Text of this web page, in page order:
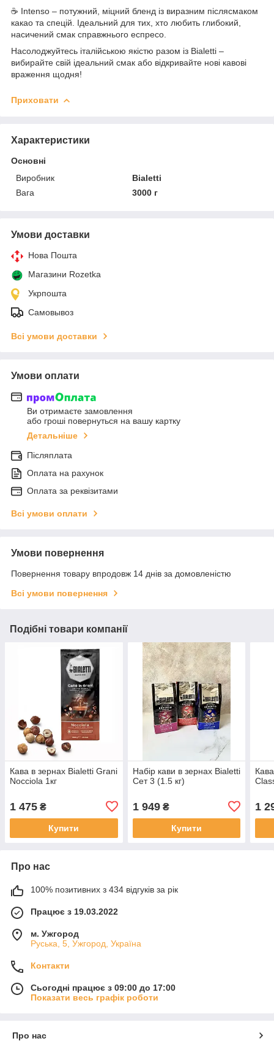
☕ Intenso – потужний, міцний бленд із виразним післясмаком
какао та спецій. Ідеальний для тих, хто любить глибокий,
насичений смак справжнього еспресо.
Насолоджуйтесь італійською якістю разом із Bialetti –
вибирайте свій ідеальний смак або відкривайте нові кавові
враження щодня!
Приховати
Характеристики
Основні
Виробник
Bialetti
Вага
3000 г
Умови доставки
Нова Пошта
Магазини Rozetka
Укрпошта
Самовывоз
Всі умови доставки
Умови оплати
Ви отримаєте замовлення
або гроші повернуться на вашу картку
Детальніше
Післяплата
Оплата на рахунок
Оплата за реквізитами
Всі умови оплати
Умови повернення
Повернення товару впродовж 14 днів за домовленістю
Всі умови повернення
Подібні товари компанії
Кава в зернах Bialetti Grani
Nocciola 1кг
1 475 ₴
Купити
Набір кави в зернах Bialetti
Сет 3 (1.5 кг)
1 949₴
Купити
1
Про нас
100% позитивних з 434 відгуків за рік
Працює з 19.03.2022
м. Ужгород
Руська, 5, Ужгород, Україна
Контакти
Сьогодні працює з 09:00 до 17:00
Показати весь графік роботи
Про нас